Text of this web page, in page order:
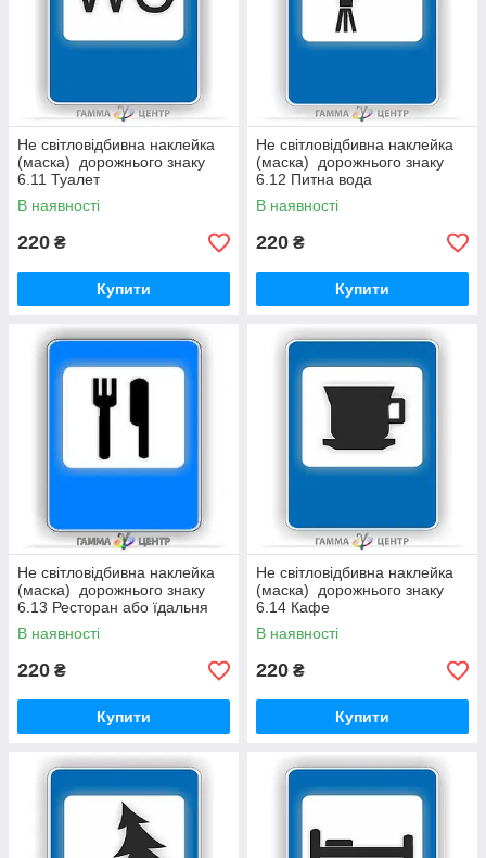
Не світловідбивна наклейка
(маска) дорожнього знаку
6.11 Туалет
В наявності
220 ₴
Купити
Не світловідбивна наклейка
(маска) дорожнього знаку
6.12 Питна вода
В наявності
220 ₴
Купити
Не світловідбивна наклейка
(маска) дорожнього знаку
6.13 Ресторан або їдальня
В наявності
220 ₴
Купити
Не світловідбивна наклейка
(маска) дорожнього знаку
6.14 Кафе
В наявності
220 ₴
Купити